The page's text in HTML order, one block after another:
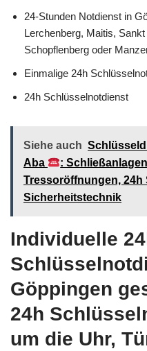
24-Stunden Notdienst in
Lerchenberg, Maitis,
Schopflenberg oder
Einmalige 24h
24h Schlüsselnotdienst
Siehe auch
Aba
:
Tressoröffnungen,
Sicherheitstechnik
Individuelle
Göppingen
24h
um die Uhr,